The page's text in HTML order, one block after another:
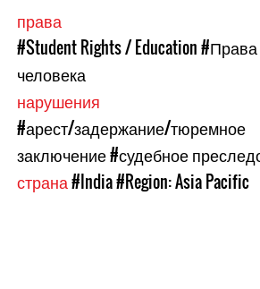
права
#Student Rights / Education#Права
человека
нарушения
#арест/задержание/тюремное
заключение#судебное
страна#India#Region: Asia Pacific